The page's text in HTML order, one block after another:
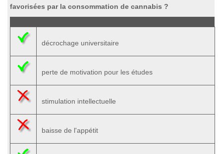
favorisées par la consommation de cannabis ?
décrochage universitaire
perte de motivation pour les études
stimulation intellectuelle
baisse de l'appétit